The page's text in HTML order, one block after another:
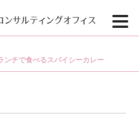
ンチで食べるスパイシーカレー